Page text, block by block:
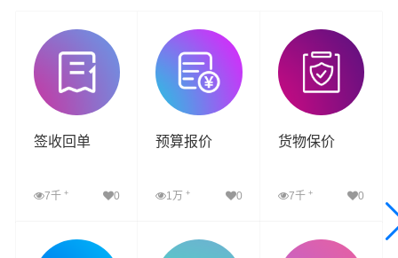
签收回单
7千 + 0
查看详细
预算报价
1万+ 0
查看详细
货物保价
7千 + 0
查看详细